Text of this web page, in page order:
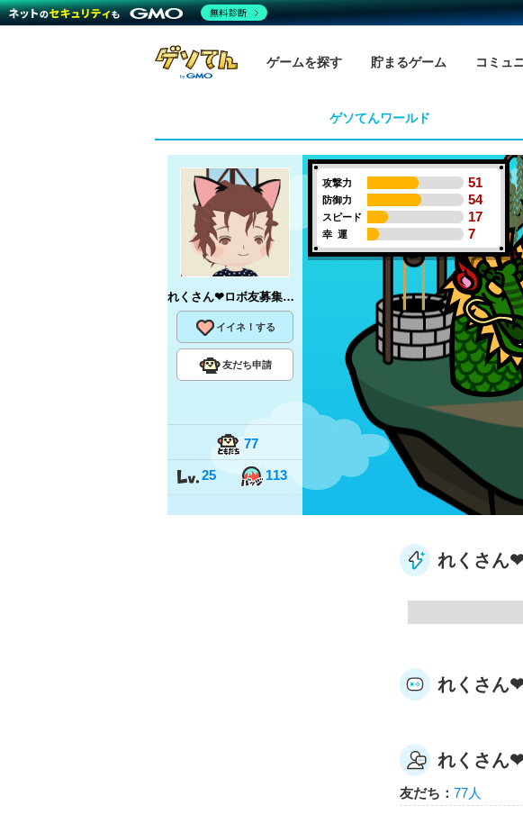
ゲームを探す 貯まるゲーム コミュ
ゲソてんワールド
れくさん❤ロボ友募集中❤
イイネ！する
友だち申請
77
25 113
攻撃力 51
防御力 54
スピード 17
幸 運 7
れくさん
れくさん
れくさん
友だち： 77人
無料診断